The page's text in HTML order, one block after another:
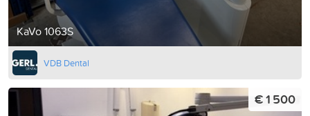
KaVo 1063S
VDB Dental
€ 1 500